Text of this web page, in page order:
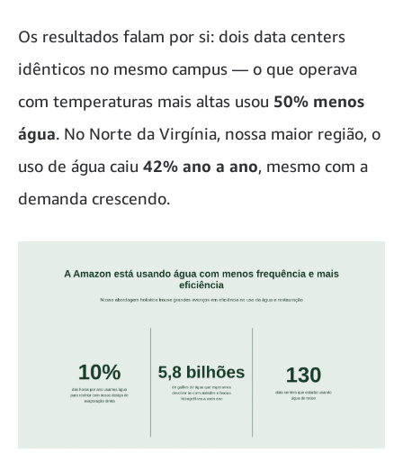
Os resultados falam por si: dois data centers
idênticos no mesmo campus — o que operava
com temperaturas mais altas usou 50% menos
água. No Norte da Virgínia, nossa maior região, o
uso de água caiu 42% ano a ano, mesmo com a
demanda crescendo.